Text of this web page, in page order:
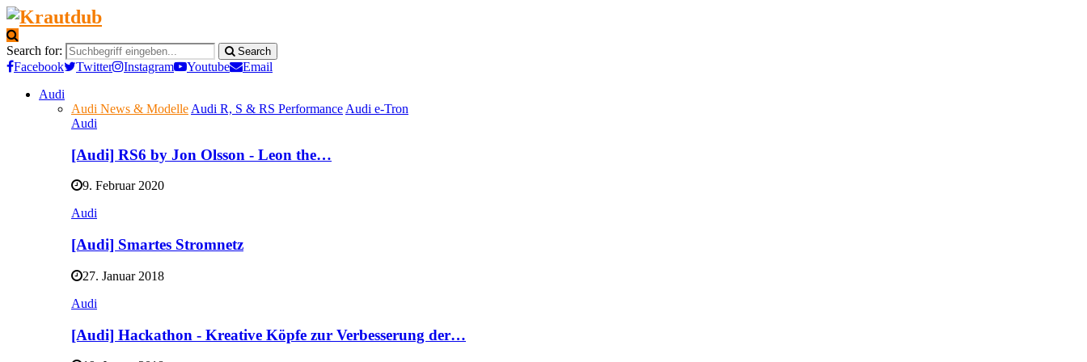
Search for: Search
Facebook Twitter Instagram Youtube
Email
Audi
Audi News & Modelle Audi R, S & RS Performance Audi e-Tron
Audi
[Audi] RS6 by Jon Olsson - Leon the…
9. Februar 2020
Audi
[Audi] Smartes Stromnetz
27. Januar 2018
Audi
[Audi] Hackathon - Kreative Köpfe zur Verbesserung der…